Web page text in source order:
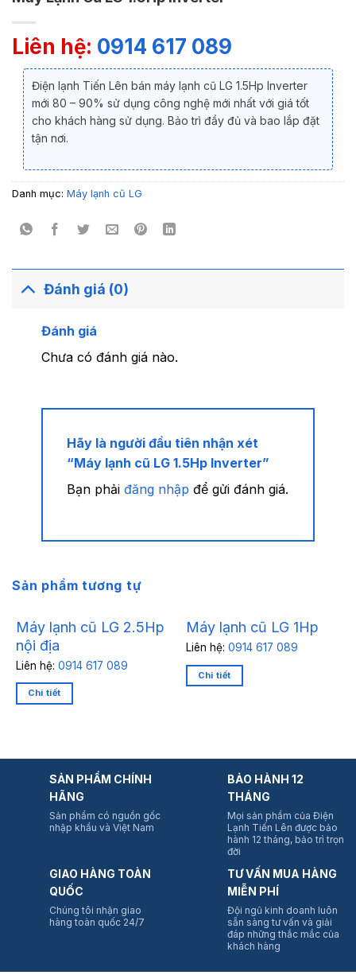
Liên hệ: 0914 617 089
Điện lạnh Tiến Lên bán máy lạnh cũ LG 1.5Hp Inverter
mới 80 – 90% sử dụng công nghệ mới nhất với giá tốt
cho khách hàng sử dụng. Bảo trì đầy đủ và bao lắp đặt
tận nơi.
Danh mục: Máy lạnh cũ LG
Đánh giá (0)
Đánh giá
Chưa có đánh giá nào.
Hãy là người đầu tiên nhận xét
“Máy lạnh cũ LG 1.5Hp Inverter”
Bạn phải đăng nhập để gửi đánh giá.
Sản phẩm tương tự
Máy lạnh cũ LG 2.5Hp
nội địa
Liên hệ: 0914 617 089
Chi tiết
Máy lạnh cũ LG 1Hp
Liên hệ: 0914 617 089
Chi tiết
SẢN PHẨM CHÍNH
HÃNG
Sản phẩm có nguồn gốc
nhập khẩu và Việt Nam
BẢO HÀNH 12
THÁNG
Mọi sản phẩm của Điện
Lạnh Tiến Lên được bảo
hành 12 tháng, bảo trì trọn
đời
GIAO HÀNG TOÀN
QUỐC
Chúng tôi nhận giao
hàng toàn quốc 24/7
TƯ VẤN MUA HÀNG
MIỄN PHÍ
Đội ngũ kinh doanh luôn
sẵn sàng tư vấn và giải
đáp những thắc mắc của
khách hàng